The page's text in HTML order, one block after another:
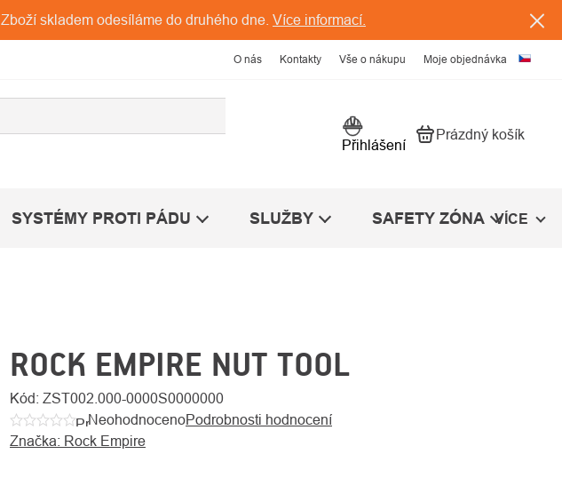
Zboží skladem odesíláme do druhého dne. Více informací.
O nás Kontakty Vše o nákupu Moje objednávka
Přihlášení Nákupní košík
Prázdný košík
SYSTÉMY PROTI PÁDU SLUŽBY SAFETY ZÓNA VÍCE
ROCK EMPIRE NUT TOOL
Kód: ZST002.000-0000S0000000
Průměrné
hodnocení
NeohodnocenoPodrobnosti hodnocení
Značka: Rock Empire